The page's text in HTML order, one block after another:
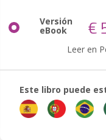
Versión
eBook €
Leer en
Este libro puede